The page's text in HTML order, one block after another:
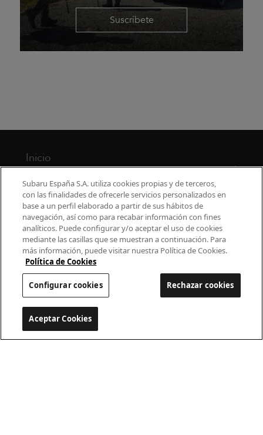
Suscríbete
Inicio
Modelos
¿Por qué Subaru?
Finance
Propietarios
Contacto
Universo Subaru
900 440 044
Subaru España S.A. utiliza cookies propias y de terceros,
con las finalidades de ofrecerle servicios personalizados en
base a un perfil elaborado a partir de sus hábitos de
navegación, así como para recabar información con fines
analíticos. Puede configurar y/o aceptar el uso de cookies
mediante las casillas que se muestran a continuación. Para
más información, puede visitar nuestra Política de Cookies.
Política de Cookies
Configurar cookies Rechazar cookies
Aceptar Cookies